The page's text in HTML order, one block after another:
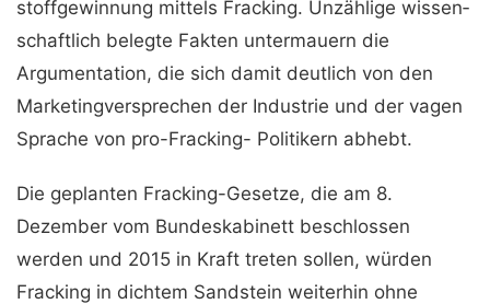
stoffgewinnung mittels Fracking. Unzählige wissen­
schaftlich beleg­te Fakten unter­mauern die
Argumentation, die sich da­mit deut­lich von den
Marketingversprechen der Indus­trie und der va­gen
Sprache von pro-Fracking- Politikern ab­hebt.
Die geplanten Fracking-Gesetze, die am 8.
Dezember vom Bundeskabinett beschlossen
werden und 2015 in Kraft treten sollen, würden
Fracking in dichtem Sandstein weiterhin ohne